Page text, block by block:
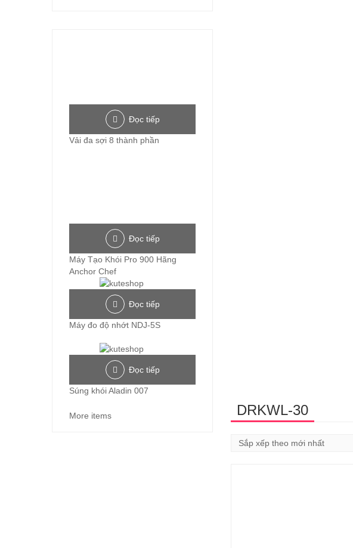
DRKWL-30
Đọc tiếp
Vải đa sợi 8 thành phần
Đọc tiếp
Máy Tạo Khói Pro 900 Hãng
Anchor Chef
Đọc tiếp
Máy đo độ nhớt NDJ-5S
Đọc tiếp
Súng khói Aladin 007
More items